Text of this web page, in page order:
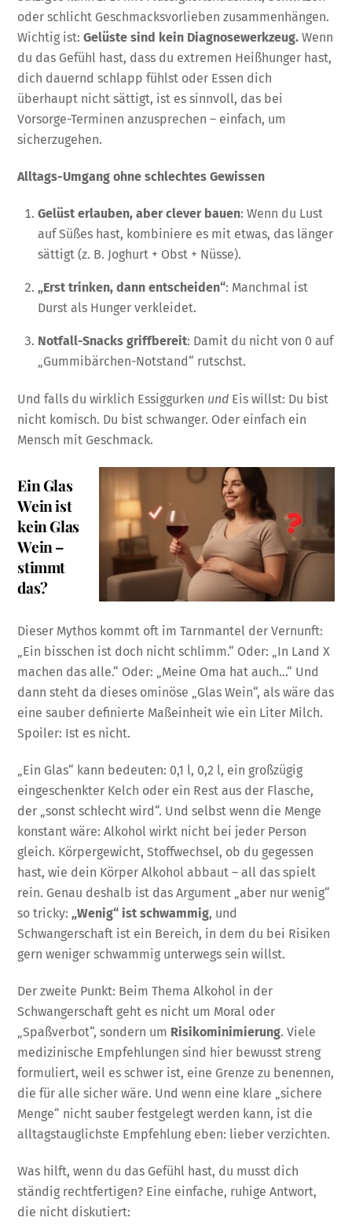
oder schlicht Geschmacksvorlieben zusammenhängen.
Wichtig ist:Gelüste sind kein Diagnosewerkzeug. Wenn
du das Gefühl hast, dass du extremen Heißhunger hast,
dich dauernd schlapp fühlst oder Essen dich
überhaupt nicht sättigt, ist es sinnvoll, das bei
Vorsorge-Terminen anzusprechen – einfach, um
sicherzugehen.
Alltags-Umgang ohne schlechtes Gewissen
Gelüst erlauben, aber clever bauen: Wenn du Lust
auf Süßes hast, kombiniere es mit etwas, das länger
sättigt (z. B. Joghurt + Obst + Nüsse).
„Erst trinken, dann entscheiden“: Manchmal ist
Durst als Hunger verkleidet.
Notfall-Snacks griffbereit: Damit du nicht von 0 auf
„Gummibärchen-Notstand“ rutschst.
Und falls du wirklich Essiggurken und Eis willst: Du bist
nicht komisch. Du bist schwanger. Oder einfach ein
Mensch mit Geschmack.
Ein Glas
Wein ist
kein Glas
Wein –
stimmt
das?
Dieser Mythos kommt oft im Tarnmantel der Vernunft:
„Ein bisschen ist doch nicht schlimm.“ Oder: „In Land X
machen das alle.“ Oder: „Meine Oma hat auch…“ Und
dann steht da dieses ominöse „Glas Wein“, als wäre das
eine sauber definierte Maßeinheit wie ein Liter Milch.
Spoiler: Ist es nicht.
„Ein Glas“ kann bedeuten: 0,1 l, 0,2 l, ein großzügig
eingeschenkter Kelch oder ein Rest aus der Flasche,
der „sonst schlecht wird“. Und selbst wenn die Menge
konstant wäre: Alkohol wirkt nicht bei jeder Person
gleich. Körpergewicht, Stoffwechsel, ob du gegessen
hast, wie dein Körper Alkohol abbaut – all das spielt
rein. Genau deshalb ist das Argument „aber nur wenig“
so tricky:„Wenig“ ist schwammig, und
Schwangerschaft ist ein Bereich, in dem du bei Risiken
gern weniger schwammig unterwegs sein willst.
Der zweite Punkt: Beim Thema Alkohol in der
Schwangerschaft geht es nicht um Moral oder
„Spaßverbot“, sondern um Risikominimierung. Viele
medizinische Empfehlungen sind hier bewusst streng
formuliert, weil es schwer ist, eine Grenze zu benennen,
die für alle sicher wäre. Und wenn eine klare „sichere
Menge“ nicht sauber festgelegt werden kann, ist die
alltagstauglichste Empfehlung eben: lieber verzichten.
Was hilft, wenn du das Gefühl hast, du musst dich
ständig rechtfertigen? Eine einfache, ruhige Antwort,
die nicht diskutiert: